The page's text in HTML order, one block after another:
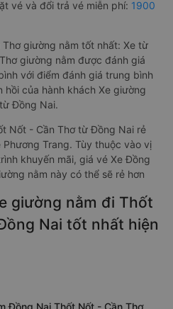
vé và đổi trả vé miễn phí: 1900
giường nằm tốt nhất: Xe từ
giường nằm được đánh giá
với điểm đánh giá trung bình
của hành khách Xe giường
Đồng Nai.
Nốt - Cần Thơ từ Đồng Nai rẻ
Trang. Tùy thuộc vào vị
khuyến mãi, giá vé Xe Đồng
nằm này có thể sẽ rẻ hơn
giường nằm đi Thốt
Nai tốt nhất hiện
Đồng Nai Thốt Nốt - Cần Thơ